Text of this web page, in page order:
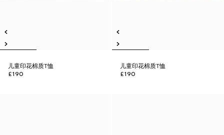
儿童印花棉质T恤
£190
儿童印花棉质T恤
£190